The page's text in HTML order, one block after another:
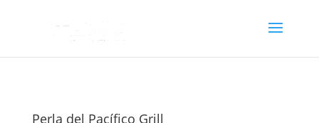
Perla del Pacífico Grill